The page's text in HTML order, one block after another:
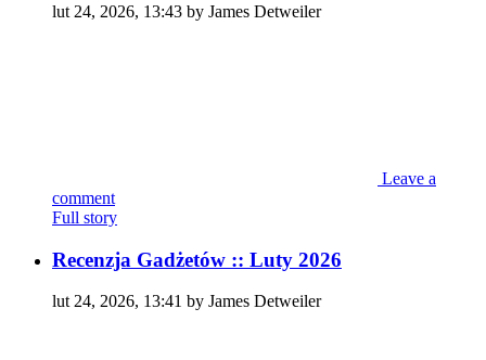
lut 24, 2026, 13:43 by James Detweiler
Leave a
comment
Full story
Recenzja Gadżetów :: Luty 2026
lut 24, 2026, 13:41 by James Detweiler